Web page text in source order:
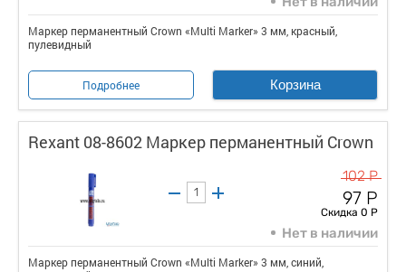
Маркер перманентный Crown «Multi Marker» 3 мм, красный,
пулевидный
Подробнее Корзина
Rexant 08-8602 Маркер перманентный Crown
102 Р
97 Р
Скидка 0 Р
Нет в наличии
Маркер перманентный Crown «Multi Marker» 3 мм, синий,